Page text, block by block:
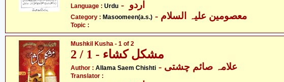
Language : Urdu
Category : Masoomeen(a.s.)
Topic :
Mushkil Kusha - 1 of 2
مشکل کشاء - 1 / 2
Author : Allama Saem Chishti - علامہ صائم چشتی
Translator :